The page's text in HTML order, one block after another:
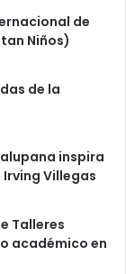
de
Niños)
de la
inspira
Villegas
Talleres
académico en